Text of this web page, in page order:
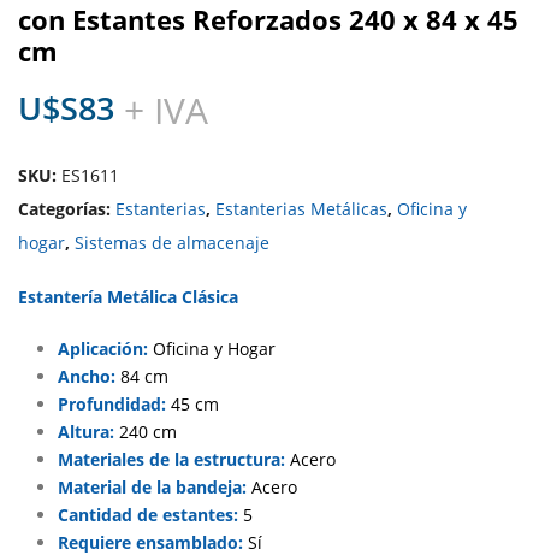
con Estantes Reforzados 240 x 84 x 45
cm
U$S83 + IVA
SKU: ES1611
Categorías: Estanterias, Estanterias Metálicas, Oficina y
hogar, Sistemas de almacenaje
Estantería Metálica Clásica
Aplicación:Oficina y Hogar
Ancho:84 cm
Profundidad:45 cm
Altura:240 cm
Materiales de la estructura:Acero
Material de la bandeja:Acero
Cantidad de estantes:5
Requiere ensamblado:Sí